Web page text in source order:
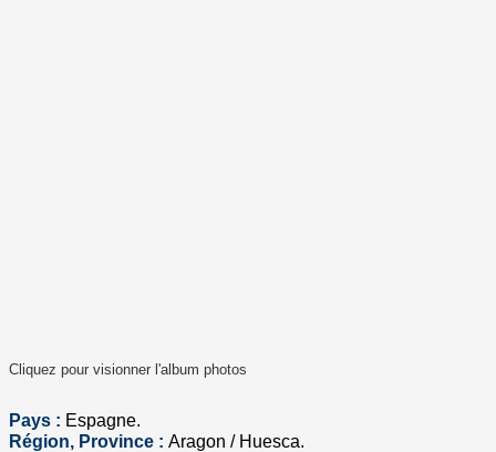
Cliquez pour visionner l'album photos
Pays : Espagne.
Région, Province : Aragon / Huesca.